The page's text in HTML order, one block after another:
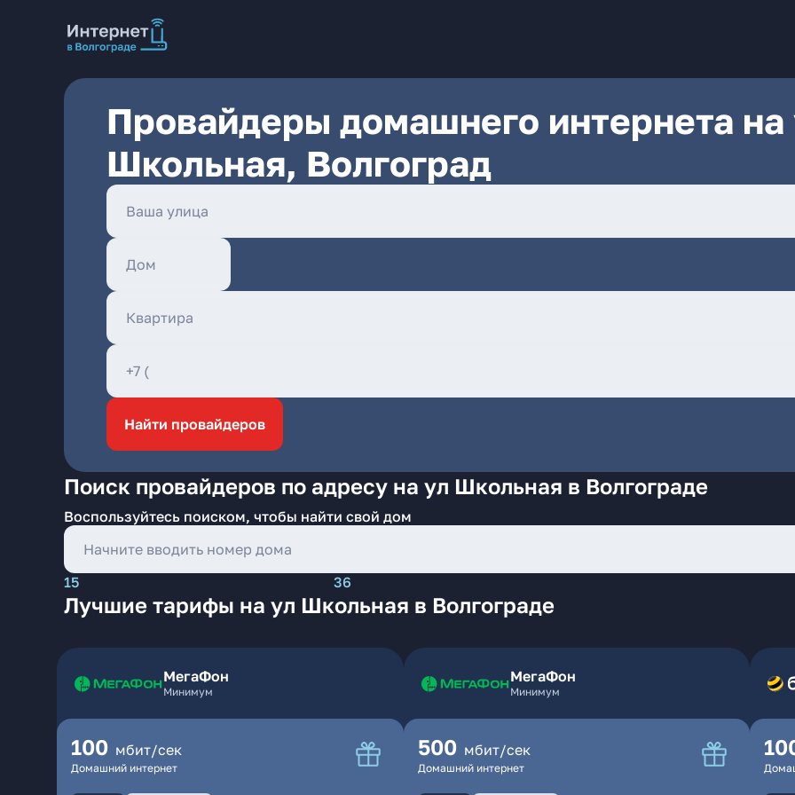
Провайдеры домашнего интернета на
Школьная, Волгоград
Найти провайдеров
Поиск провайдеров по адресу на ул Школьная в Волгограде
Воспользуйтесь поиском, чтобы найти свой дом
15 36
Лучшие тарифы на ул Школьная в Волгограде
МегаФон
Минимум
100 мбит/сек
Домашний интернет
МегаФон
Минимум
500 мбит/сек
Домашний интернет